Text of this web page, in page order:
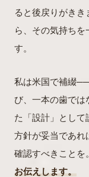
ると後戻りがき
ら、その気持ち
す。
私は米国で補綴
び、一本の歯では
た「設計」として
方針が妥当であれ
確認すべきことを。
お伝えします。